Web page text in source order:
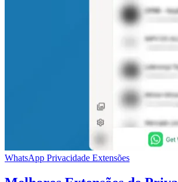
WhatsApp Privacidade Extensões